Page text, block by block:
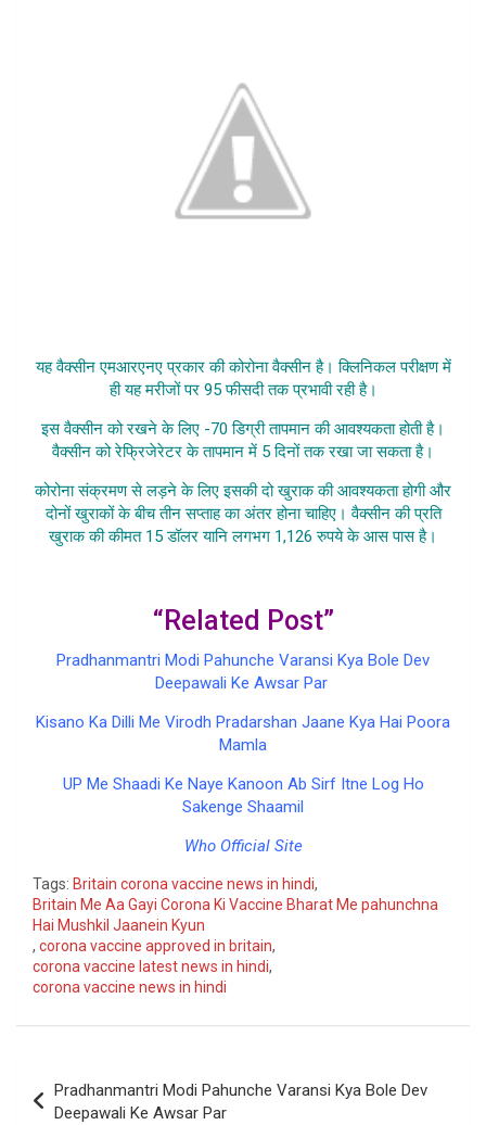
यह वैक्सीन एमआरएनए प्रकार की कोरोना वैक्सीन है। क्लिनिकल परीक्षण में
ही यह मरीजों पर 95 फीसदी तक प्रभावी रही है।
इस वैक्सीन को रखने के लिए -70 डिग्री तापमान की आवश्यकता होती है।
वैक्सीन को रेफ्रिजेरेटर के तापमान में 5 दिनों तक रखा जा सकता है।
कोरोना संक्रमण से लड़ने के लिए इसकी दो खुराक की आवश्यकता होगी और
दोनों खुराकों के बीच तीन सप्ताह का अंतर होना चाहिए। वैक्सीन की प्रति
खुराक की कीमत 15 डॉलर यानि लगभग 1,126 रुपये के आस पास है।
“Related Post”
Pradhanmantri Modi Pahunche Varansi Kya Bole Dev
Deepawali Ke Awsar Par
Kisano Ka Dilli Me Virodh Pradarshan Jaane Kya Hai Poora
Mamla
UP Me Shaadi Ke Naye Kanoon Ab Sirf Itne Log Ho
Sakenge Shaamil
Who Official Site
Tags: Britain corona vaccine news in hindi,
Britain Me Aa Gayi Corona Ki Vaccine Bharat Me pahunchna
Hai Mushkil Jaanein Kyun
, corona vaccine approved in britain,
corona vaccine latest news in hindi,
corona vaccine news in hindi
navigation
Pradhanmantri Modi Pahunche Varansi Kya Bole Dev
Deepawali Ke Awsar Par